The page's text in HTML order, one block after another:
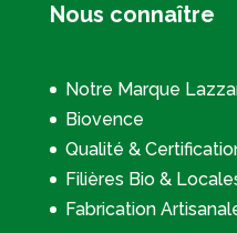
Nous connaître
Notre Marque
Biovence
Qualité &
Filières Bio &
Fabrication